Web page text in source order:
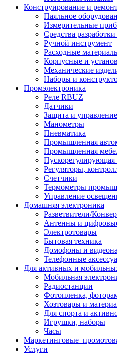
Конструирование и
Паяльное
Измерительные
Средства
Ручной инструмент
Расходные
Корпусные и
Механические
Наборы и
Промэлектроника
Реле RBUZ
Датчики
Защита и
Манометры
Пневматика
Промышленная
Промышленная
Регуляторы,
Счетчики
Термометры
Управление
Домашняя электроника
Разветвители/
Антенны и
Электротовары
Бытовая техника
Домофоны и
Телефонные
Для активных и
Мобильная
Радиостанции
Фотопленка,
Хозтовары и
Для спорта и
Игрушки, наборы
Часы
Услуги